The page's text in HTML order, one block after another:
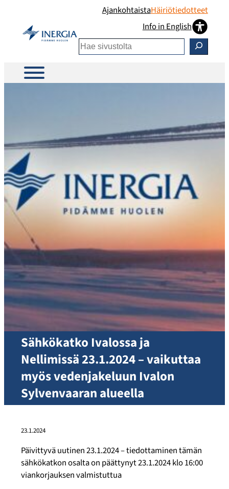
AjankohtaistaHäiriötiedotteet
Info in English
Etsi
Sähkökatko Ivalossa ja
Nellimissä 23.1.2024 – vaikuttaa
myös vedenjakeluun Ivalon
Sylvenvaaran alueella
23.1.2024
Päivittyvä uutinen 23.1.2024 – tiedottaminen tämän
sähkökatkon osalta on päättynyt 23.1.2024 klo 16:00
viankorjauksen valmistuttua